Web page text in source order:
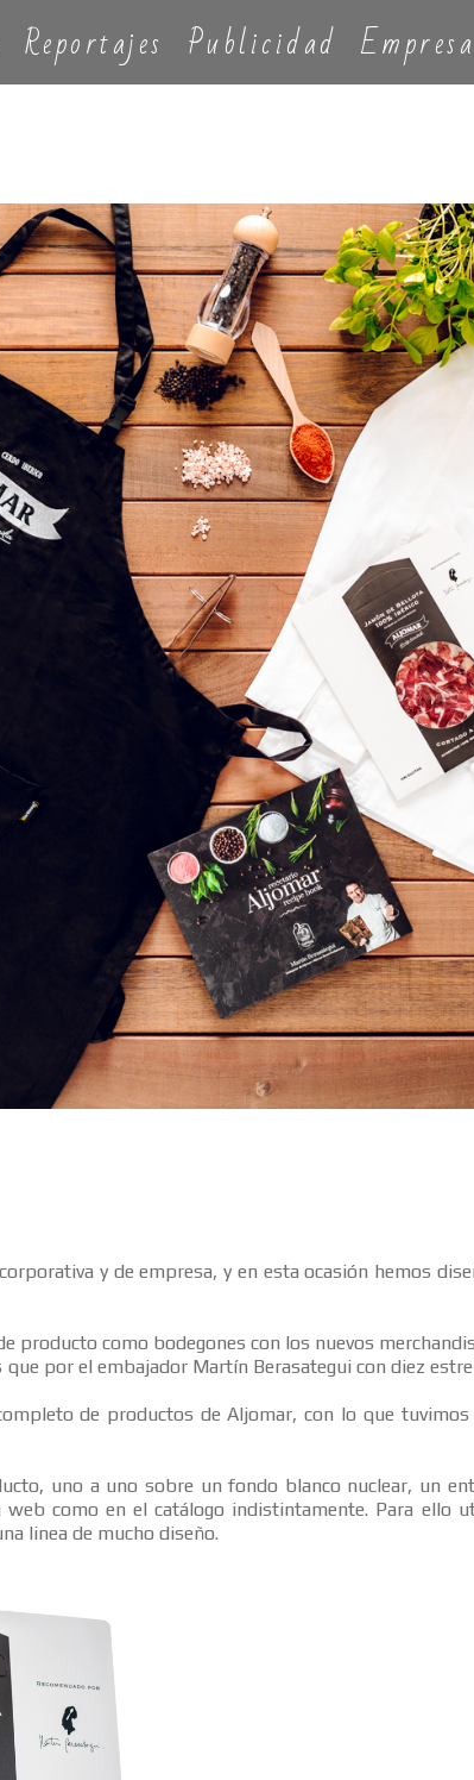
Reportajes Publicidad Empresa
y de empresa, y en esta ocasión hemos
producto como bodegones con los nuevos
por el embajador Martín Berasategui con diez
de productos de Aljomar, con lo que
uno a uno sobre un fondo blanco nuclear, un
como en el catálogo indistintamente. Para ello
linea de mucho diseño.